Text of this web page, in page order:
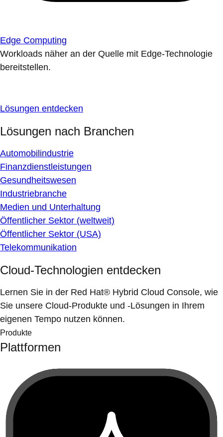
Edge Computing
Workloads näher an der Quelle mit Edge-Technologie
bereitstellen.
Lösungen entdecken
Lösungen nach Branchen
Automobilindustrie
Finanzdienstleistungen
Gesundheitswesen
Industriebranche
Medien und Unterhaltung
Öffentlicher Sektor (weltweit)
Öffentlicher Sektor (USA)
Telekommunikation
Cloud-Technologien entdecken
Lernen Sie in der Red Hat® Hybrid Cloud Console, wie
Sie unsere Cloud-Produkte und -Lösungen in Ihrem
eigenen Tempo nutzen können.
Produkte
Plattformen